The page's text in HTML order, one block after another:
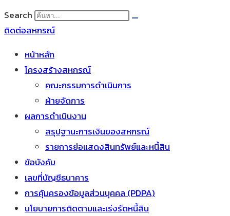
Search
ติดต่อสหกรณ์
หน้าหลัก
โครงสร้างสหกรณ์
คณะกรรมการดำเนินการ
ฝ่ายจัดการ
ผลการดำเนินงาน
สรุปฐานะการเงินของสหกรณ์
รายการย่อแสดงสินทรัพย์และหนี้สิน
ข้อบังคับ
เลขที่บัญชีธนาคาร
การคุ้มครองข้อมูลส่วนบุคคล (PDPA)
นโยบายการติดตามและเร่งรัดหนี้สิน